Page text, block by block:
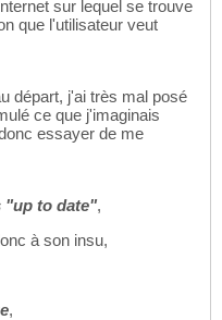
sur lequel se trouve
que l'utilisateur veut
départ, j'ai très mal posé
ce que j'imaginais
essayer de me
"up to date",
à son insu,
,